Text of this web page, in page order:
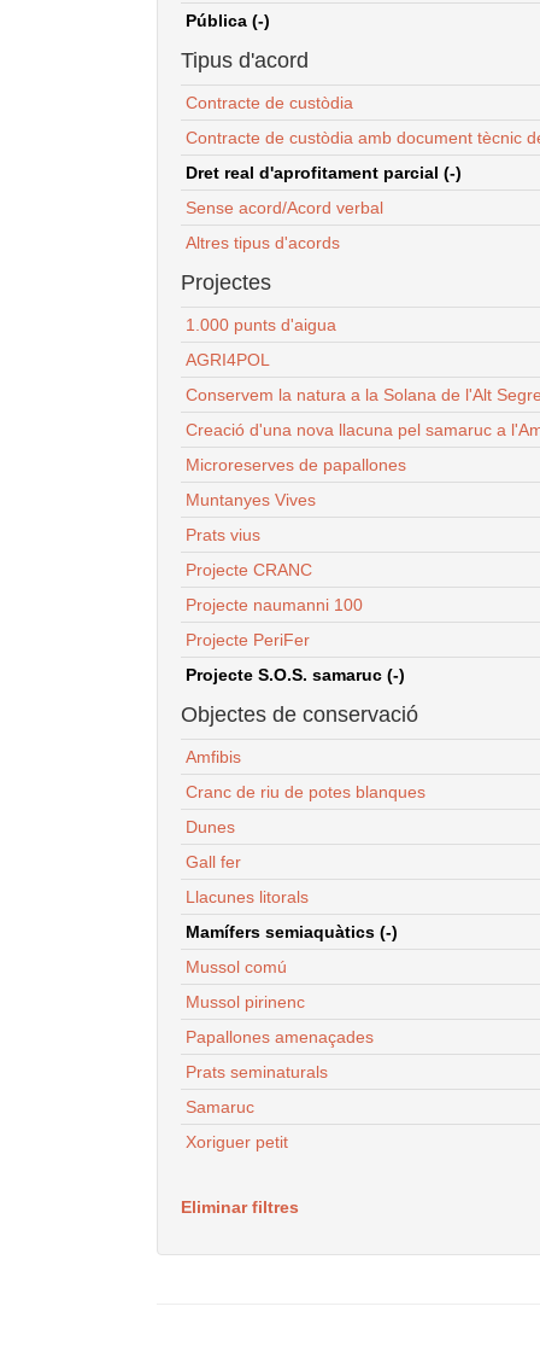
Pública (-)
Tipus d'acord
Contracte de custòdia
Contracte de custòdia amb document tècnic
Dret real d'aprofitament parcial (-)
Sense acord/Acord verbal
Altres tipus d'acords
Projectes
1.000 punts d'aigua
AGRI4POL
Conservem la natura a la Solana de l'Alt
Creació d'una nova llacuna pel samaruc a
Microreserves de papallones
Muntanyes Vives
Prats vius
Projecte CRANC
Projecte naumanni 100
Projecte PeriFer
Projecte S.O.S. samaruc (-)
Objectes de conservació
Amfibis
Cranc de riu de potes blanques
Dunes
Gall fer
Llacunes litorals
Mamífers semiaquàtics (-)
Mussol comú
Mussol pirinenc
Papallones amenaçades
Prats seminaturals
Samaruc
Xoriguer petit
Eliminar filtres